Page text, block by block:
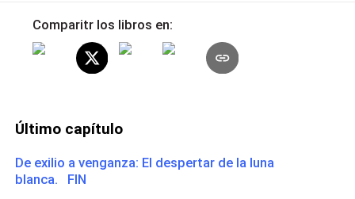
Comparitr los libros en:
Último capítulo
De exilio a venganza: El despertar de la luna
blanca. FIN